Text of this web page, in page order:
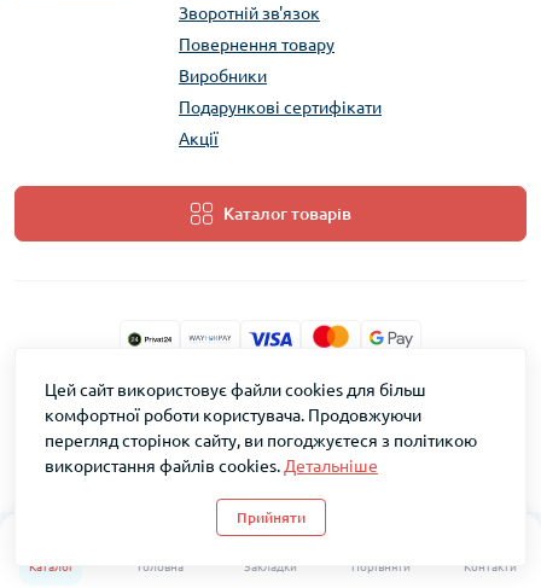
Каталог Головна Закладки
0
Порівняти Контакти
Зворотній зв'язок
Повернення товару
Виробники
Подарункові сертифікати
Акції
Каталог товарів
ТМ Скарб © 2026
Цей сайт використовує файли cookies для більш
комфортної роботи користувача. Продовжуючи
перегляд сторінок сайту, ви погоджуєтеся з політикою
використання файлів cookies. Детальніше
Прийняти